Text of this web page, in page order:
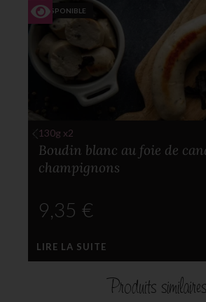
INDISPONIBLE
130g x2
Boudin blanc au foie de
champignons
€
LIRE LA SUITE
Produits similaires